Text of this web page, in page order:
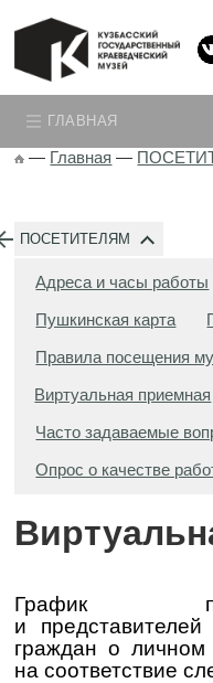
ГЛАВНАЯ
— Главная —
ПОСЕТИТЕЛЯМ
Адреса и часы работы
Пушкинская карта
Правила посещения
Виртуальная приемная
Часто задаваемые
Опрос о качестве
График
и
граждан о личном
на соответствие